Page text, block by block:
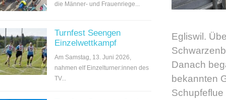
die Männer- und Frauenriege...
Turnfest Seengen
Einzelwettkampf
Am Samstag, 13. Juni 2026,
nahmen elf Einzelturner:innen des
TV...
Egliswil.
Danach
bekannten